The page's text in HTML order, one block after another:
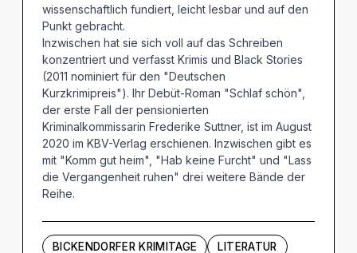
wissenschaftlich fundiert, leicht lesbar und auf den
Punkt gebracht.
Inzwischen hat sie sich voll auf das Schreiben
konzentriert und verfasst Krimis und Black Stories
(2011 nominiert für den "Deutschen
Kurzkrimipreis"). Ihr Debüt-Roman "Schlaf schön",
der erste Fall der pensionierten
Kriminalkommissarin Frederike Suttner, ist im August
2020 im KBV-Verlag erschienen. Inzwischen gibt es
mit "Komm gut heim", "Hab keine Furcht" und "Lass
die Vergangenheit ruhen" drei weitere Bände der
Reihe.
BICKENDORFER KRIMITAGE LITERATUR